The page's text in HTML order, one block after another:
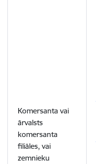
Komersanta vai
ārvalsts
komersanta
filiāles, vai
zemnieku